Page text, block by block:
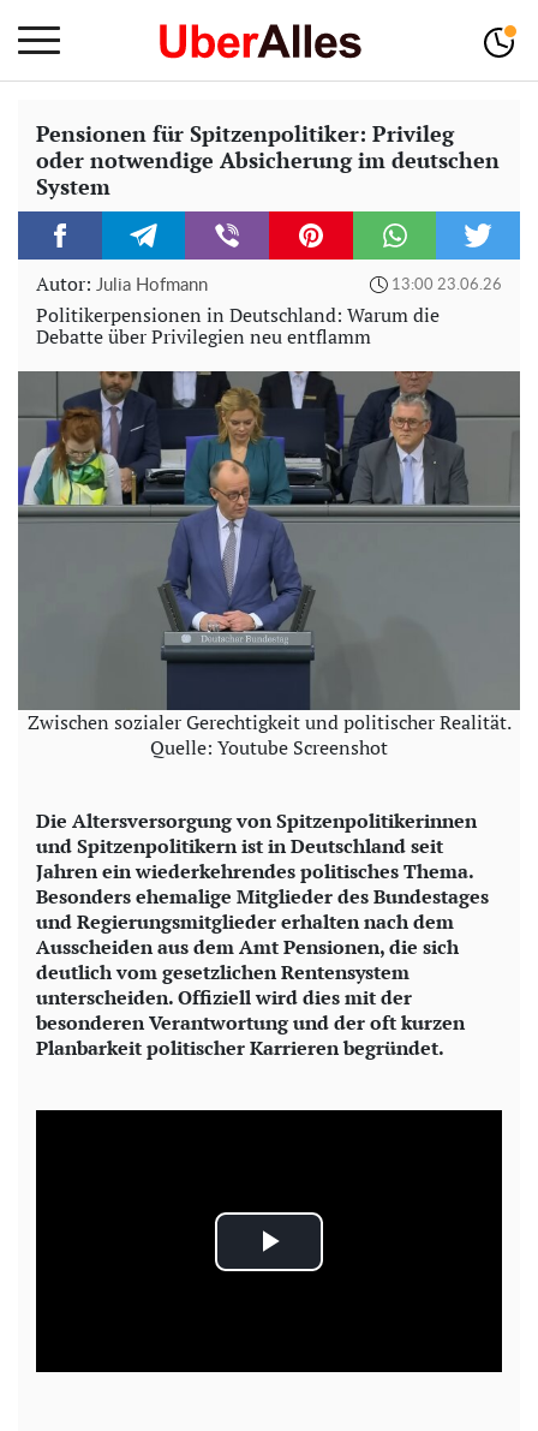
Pensionen für Spitzenpolitiker: Privileg
oder notwendige Absicherung im deutschen
System
Autor: Julia Hofmann 13:00 23.06.26
Politikerpensionen in Deutschland: Warum die
Debatte über Privilegien neu entflamm
Zwischen sozialer Gerechtigkeit und politischer Realität.
Quelle: Youtube Screenshot
Die Altersversorgung von Spitzenpolitikerinnen
und Spitzenpolitikern ist in Deutschland seit
Jahren ein wiederkehrendes politisches Thema.
Besonders ehemalige Mitglieder des Bundestages
und Regierungsmitglieder erhalten nach dem
Ausscheiden aus dem Amt Pensionen, die sich
deutlich vom gesetzlichen Rentensystem
unterscheiden. Offiziell wird dies mit der
besonderen Verantwortung und der oft kurzen
Planbarkeit politischer Karrieren begründet.
P
a